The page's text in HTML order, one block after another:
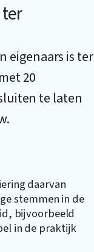
eigenaars is ter
20
te laten
daarvan
stemmen in de
bijvoorbeeld
in de praktijk